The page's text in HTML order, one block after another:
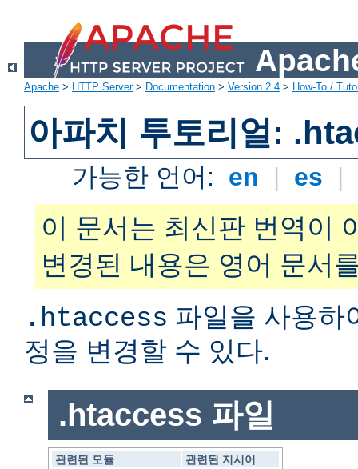
Apache > HTTP Server> Documentation > Version 2.4 > How-To /
아파치 투토리얼:
가능한 언어: en | es |
이 문서는 최신판 번역이
변경된 내용은 영어 문서
.htaccess 파일을 사용하
정을 변경할 수 있다.
.htaccess 파일
관련된 모듈
관련된 지시어